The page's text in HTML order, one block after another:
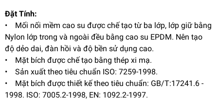
Đặt Tính:
• Mối nối mềm cao su được chế tạo từ ba lớp, lớp giữ bằng
Nylon lớp trong và ngoài đều bằng cao su EPDM. Nên tạo
độ dẻo dai, đàn hồi và độ bền sử dụng cao.
• Mặt bích được chế tạo bằng thép xi mạ.
• Sản xuất theo tiêu chuẩn ISO: 7259-1998.
• Mặt bích được thiết kế theo tiêu chuẩn: GB/T:17241.6 -
1998. ISO: 7005.2-1998, EN: 1092.2-1997.